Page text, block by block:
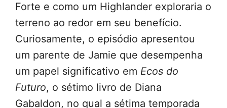
Forte e como um Highlander exploraria o
terreno ao redor em seu benefício.
Curiosamente, o episódio apresentou
um parente de Jamie que desempenha
um papel significativo em Ecos do
Futuro, o sétimo livro de Diana
Gabaldon, no qual a sétima temporada